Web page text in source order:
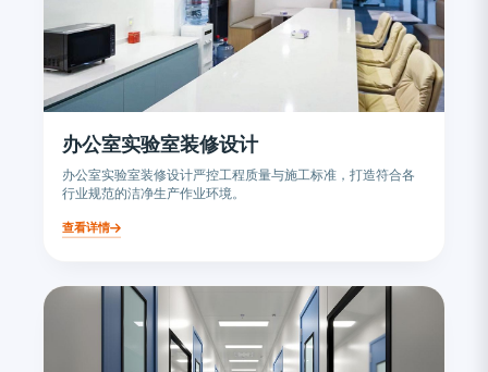
办公室实验室装修设计
办公室实验室装修设计严控工程质量与施工标准，打造符合各
行业规范的洁净生产作业环境。
查看详情